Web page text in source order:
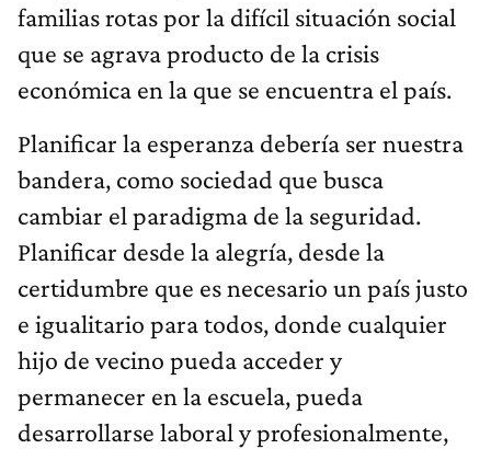
familias rotas por la difícil situación social
que se agrava producto de la crisis
económica en la que se encuentra el país.
Planificar la esperanza debería ser nuestra
bandera, como sociedad que busca
cambiar el paradigma de la seguridad.
Planificar desde la alegría, desde la
certidumbre que es necesario un país justo
e igualitario para todos, donde cualquier
hijo de vecino pueda acceder y
permanecer en la escuela, pueda
desarrollarse laboral y profesionalmente,